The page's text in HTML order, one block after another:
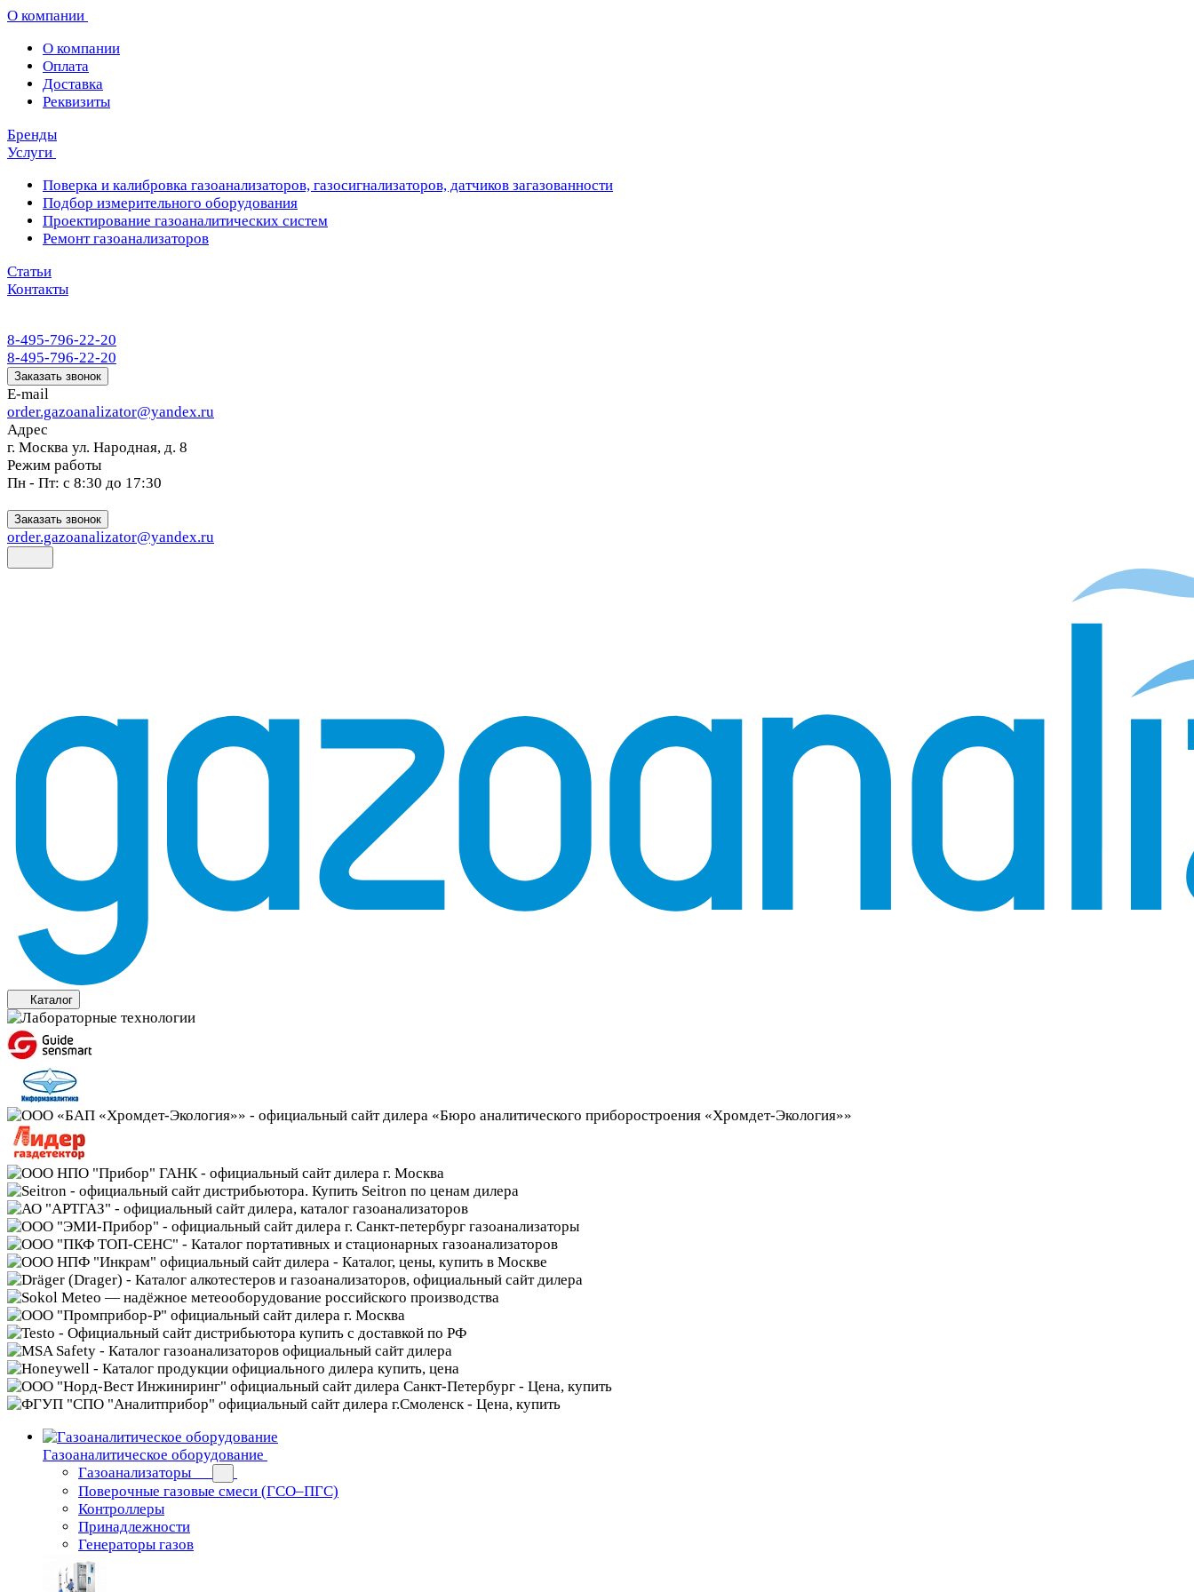
О компании
О компании
Оплата
Доставка
Реквизиты
Бренды
Услуги
Поверка и калибровка газоанализаторов, газосигнализаторов, датчиков загазованности
Подбор измерительного оборудования
Проектирование газоаналитических систем
Ремонт газоанализаторов
Статьи
Контакты
8-495-796-22-20
8-495-796-22-20
Заказать звонок
E-mail
order.gazoanalizator@yandex.ru
Адрес
г. Москва ул. Народная, д. 8
Режим работы
Пн - Пт: с 8:30 до 17:30
Заказать звонок
order.gazoanalizator@yandex.ru
Каталог
Газоаналитическое оборудование
Газоанализаторы
Поверочные газовые смеси (ГСО–ПГС)
Контроллеры
Принадлежности
Генераторы газов